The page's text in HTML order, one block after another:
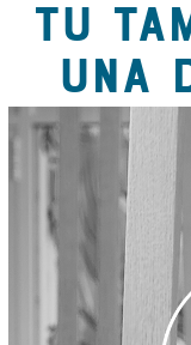
TU
UNA